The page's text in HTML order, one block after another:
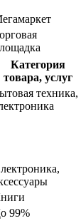
Категория
товара, услуг
техника,
99%